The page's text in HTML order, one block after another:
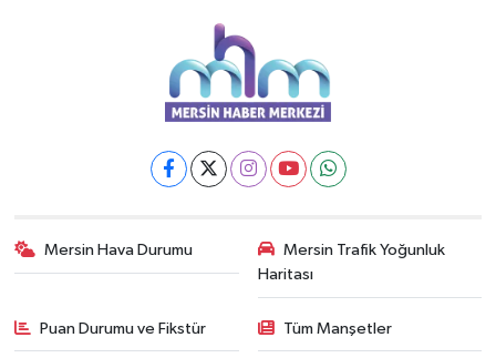
Mersin Hava Durumu
Mersin Trafik Yoğunluk
Haritası
Puan Durumu ve Fikstür Tüm Manşetler